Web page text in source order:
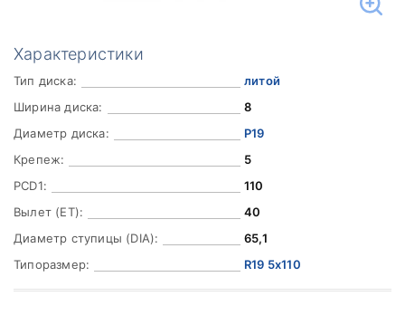
Характеристики
Тип диска:
литой
Ширина диска:
8
Диаметр диска:
Р19
Крепеж:
5
PCD1:
110
Вылет (ET):
40
Диаметр ступицы (DIA):
65,1
Типоразмер:
R19 5x110